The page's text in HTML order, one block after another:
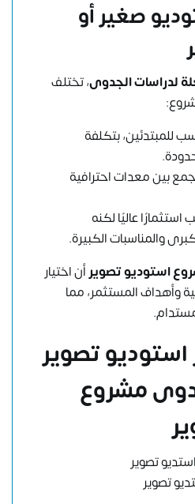
صغير أو
لدراسات الجدوى، تختلف
للمبتدئين، بتكلفة
بين معدات احترافية
استثمارًا عاليًا لكنه
والمناسبات الكبيرة.
استوديو تصويرأن اختيار
وأهداف المستثمر، مما
تصوير
مشروع
تصوير